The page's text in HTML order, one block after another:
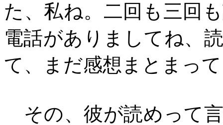
た、私ね。二回も三回
電話がありましてね、
て、まだ感想まとまっ
その、彼が読めって